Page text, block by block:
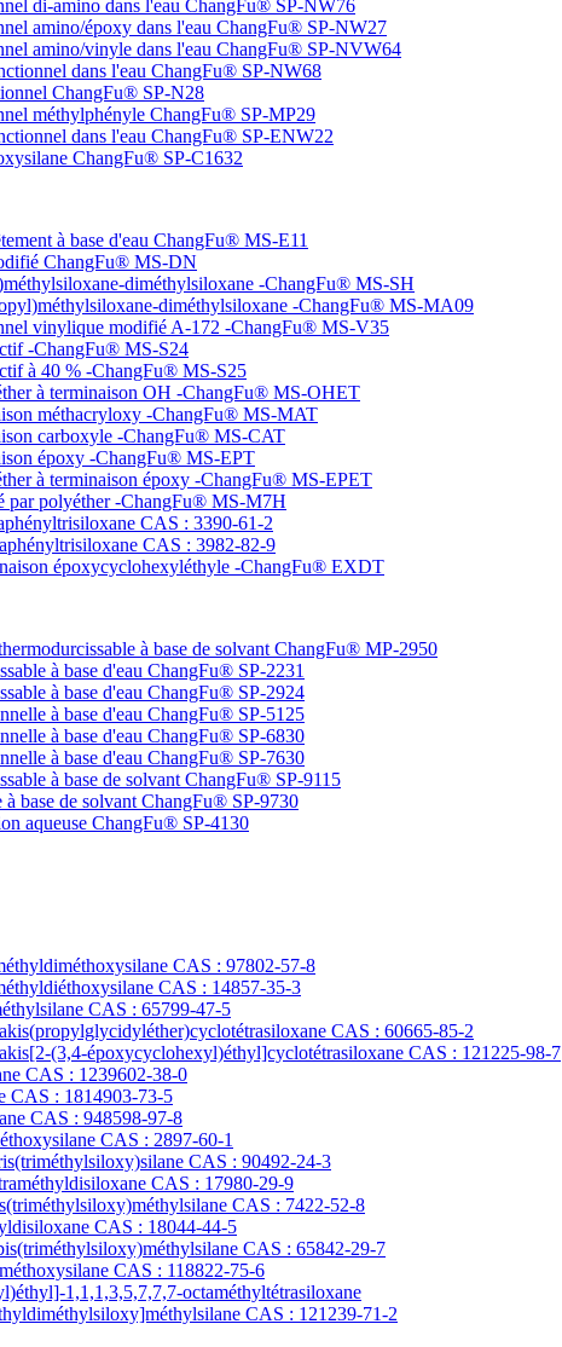
di-amino dans l'eau ChangFu® SP-NW76
amino/époxy dans l'eau ChangFu® SP-NW27
amino/vinyle dans l'eau ChangFu® SP-NVW64
dans l'eau ChangFu® SP-NW68
ChangFu® SP-N28
méthylphényle ChangFu® SP-MP29
dans l'eau ChangFu® SP-ENW22
ChangFu® SP-C1632
à base d'eau ChangFu® MS-E11
ChangFu® MS-DN
diméthylsiloxane -ChangFu® MS-SH
diméthylsiloxane -ChangFu® MS-MA09
vinylique modifié A-172 -ChangFu® MS-V35
-ChangFu® MS-S24
à 40 % -ChangFu® MS-S25
à terminaison OH -ChangFu® MS-OHET
méthacryloxy -ChangFu® MS-MAT
carboxyle -ChangFu® MS-CAT
époxy -ChangFu® MS-EPT
à terminaison époxy -ChangFu® MS-EPET
par polyéther -ChangFu® MS-M7H
CAS : 3390-61-2
CAS : 3982-82-9
époxycyclohexyléthyle -ChangFu® EXDT
à base de solvant ChangFu® MP-2950
à base d'eau ChangFu® SP-2231
à base d'eau ChangFu® SP-2924
à base d'eau ChangFu® SP-5125
à base d'eau ChangFu® SP-6830
à base d'eau ChangFu® SP-7630
à base de solvant ChangFu® SP-9115
à base de solvant ChangFu® SP-9730
aqueuse ChangFu® SP-4130
CAS : 97802-57-8
CAS : 14857-35-3
CAS : 65799-47-5
CAS : 60665-85-2
(3,4-époxycyclohexyl)éthyl]cyclotétrasiloxane CAS : 121225-98-7
CAS : 1239602-38-0
CAS : 1814903-73-5
CAS : 948598-97-8
CAS : 2897-60-1
CAS : 90492-24-3
CAS : 17980-29-9
CAS : 7422-52-8
CAS : 18044-44-5
CAS : 65842-29-7
CAS : 118822-75-6
1,1,1,3,5,7,7,7-octaméthyltétrasiloxane
CAS : 121239-71-2